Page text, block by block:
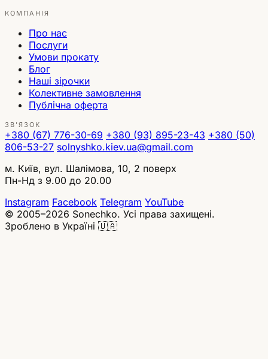
КОМПАНІЯ
Про нас
Послуги
Умови прокату
Блог
Наші зірочки
Колективне замовлення
Публічна оферта
ЗВ'ЯЗОК
+380 (67) 776-30-69 +380 (93) 895-23-43 +380 (50)
806-53-27 solnyshko.kiev.ua@gmail.com
м. Київ, вул. Шалімова, 10, 2 поверх
Пн-Нд з 9.00 до 20.00
Instagram Facebook Telegram YouTube
© 2005–2026 Sonechko. Усі права захищені.
Зроблено в Україні 🇺🇦